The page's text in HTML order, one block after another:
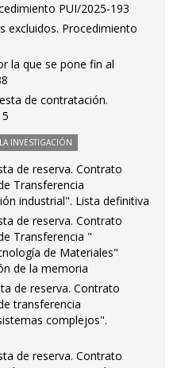
PUI/2025-193
excluidos. Procedimiento
la que se pone fin al
de contratación.
INVESTIGACIÓN
de reserva. Contrato
Transferencia
industrial". Lista definitiva
de reserva. Contrato
Transferencia "
de Materiales"
de la memoria
de reserva. Contrato
transferencia
complejos".
de reserva. Contrato